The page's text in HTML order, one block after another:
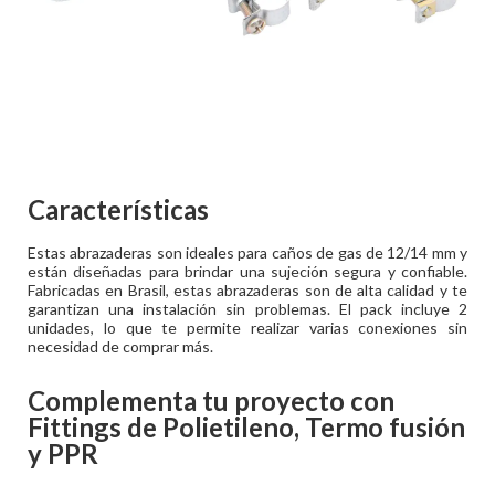
Características
Estas abrazaderas son ideales para caños de gas de 12/14 mm y
están diseñadas para brindar una sujeción segura y confiable.
Fabricadas en Brasil, estas abrazaderas son de alta calidad y te
garantizan una instalación sin problemas. El pack incluye 2
unidades, lo que te permite realizar varias conexiones sin
necesidad de comprar más.
Complementa tu proyecto con
Fittings de Polietileno, Termo fusión
y PPR